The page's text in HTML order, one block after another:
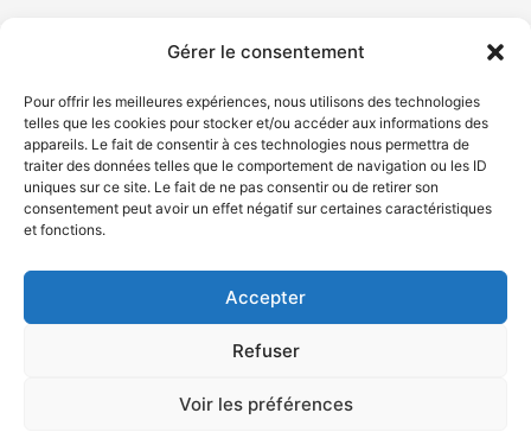
Gérer le consentement
Pour offrir les meilleures expériences, nous utilisons des technologies
telles que les cookies pour stocker et/ou accéder aux informations des
appareils. Le fait de consentir à ces technologies nous permettra de
traiter des données telles que le comportement de navigation ou les ID
uniques sur ce site. Le fait de ne pas consentir ou de retirer son
consentement peut avoir un effet négatif sur certaines caractéristiques
et fonctions.
Accepter
Refuser
Voir les préférences
© Gouvernement du Québec, 2026
Plan du site
Accessibilité
Accès à l'information
Déclaration de services